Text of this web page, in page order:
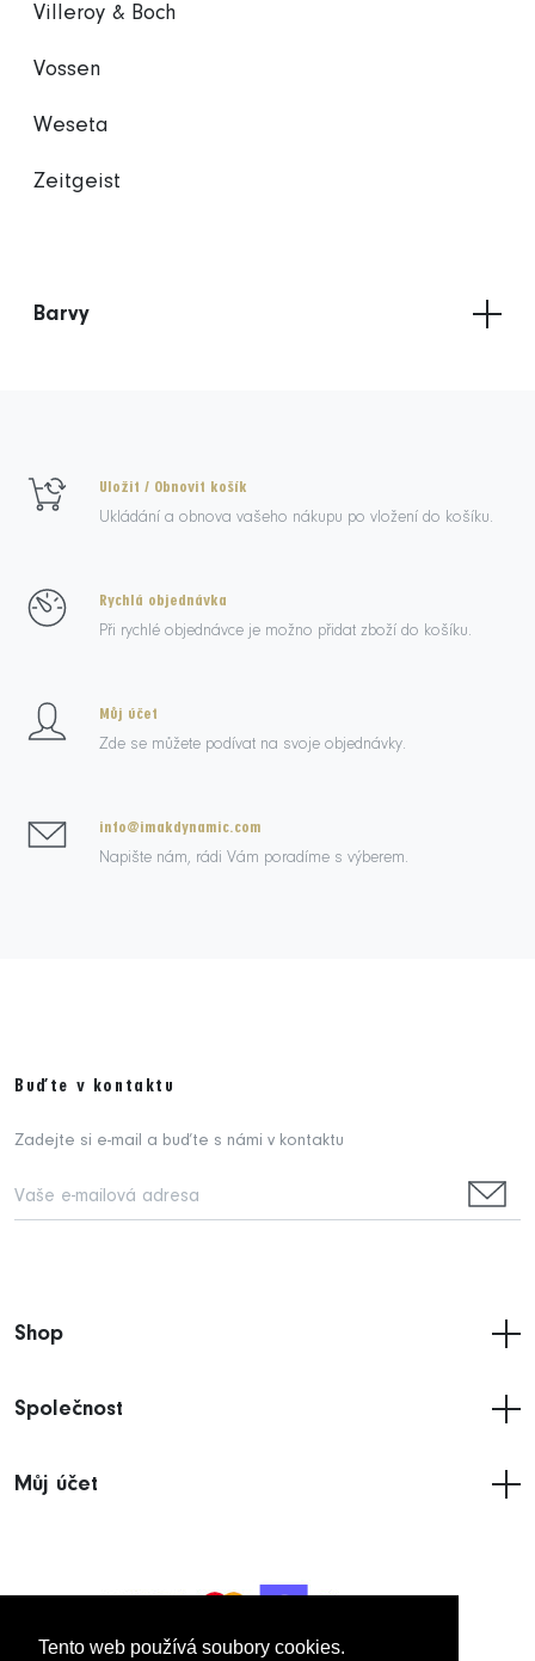
Tento web používá soubory cookies.
Tento web používá soubory cookies.
Villeroy & Boch
Vossen
Weseta
Zeitgeist
Barvy
Uložit / Obnovit košík
Ukládání a obnova vašeho nákupu po vložení do košíku.
Rychlá objednávka
Při rychlé objednávce je možno přidat zboží do košíku.
Můj účet
Zde se můžete podívat na svoje objednávky.
info@imakdynamic.com
Napište nám, rádi Vám poradíme s výberem.
Buďte v kontaktu
Zadejte si e-mail a buďte s námi v kontaktu
Shop
Společnost
Můj účet